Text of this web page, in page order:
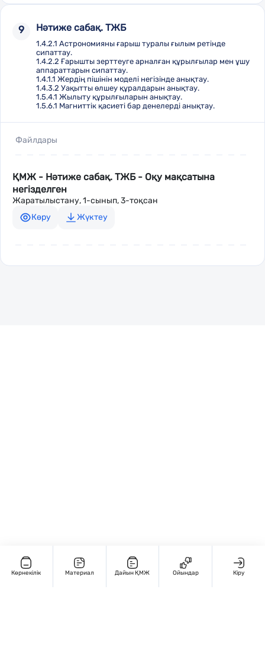
Көрнекілік Материал Дайын ҚМЖ Ойындар Кіру
9 Нәтиже сабақ. ТЖБ
1.4.2.1 Астрономияны ғарыш туралы ғылым ретінде
сипаттау.
1.4.2.2 Ғарышты зерттеуге арналған құрылғылар мен ұшу
аппараттарын сипаттау.
1.4.1.1 Жердің пішінін моделі негізінде анықтау.
1.4.3.2 Уақытты өлшеу құралдарын анықтау.
1.5.4.1 Жылыту құрылғыларын анықтау.
1.5.6.1 Магниттік қасиеті бар денелерді анықтау.
Файлдары
ҚМЖ - Нәтиже сабақ. ТЖБ - Оқу мақсатына
негізделген
Жаратылыстану, 1-сынып, 3-тоқсан
Көру
Жүктеу